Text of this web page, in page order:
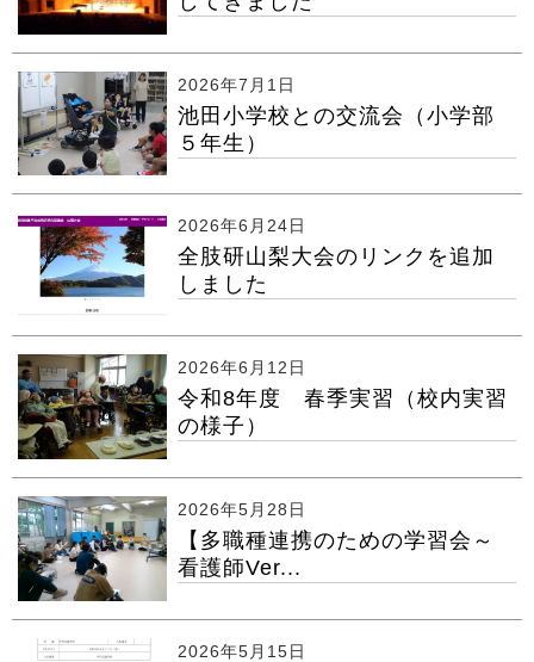
2026年7月1日
池田小学校との交流会（小学部
５年生）
2026年6月24日
全肢研山梨大会のリンクを追加
しました
2026年6月12日
令和8年度 春季実習（校内実習
の様子）
2026年5月28日
【多職種連携のための学習会～
看護師Ver...
2026年5月15日